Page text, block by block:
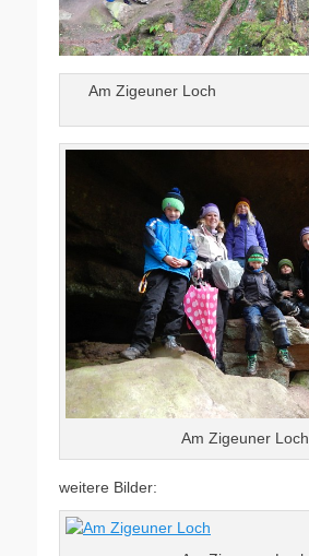
Am Zigeuner Loch
Am Zigeuner Loch
weitere Bilder: